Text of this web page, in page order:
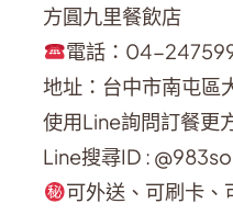
方圓九里餐飲店
電話：04-
地址：台中市南屯區
使用Line詢問訂餐更
Line搜尋ID :
可外送、可刷卡、